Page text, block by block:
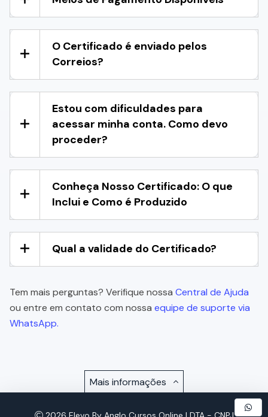
O Certificado é enviado pelos
Correios?
Estou com dificuldades para
acessar minha conta. Como devo
proceder?
Conheça Nosso Certificado: O que
Inclui e Como é Produzido
Qual a validade do Certificado?
Tem mais perguntas? Verifique nossa Central de Ajuda
ou entre em contato com nossa equipe de suporte via
WhatsApp.
Mais informações